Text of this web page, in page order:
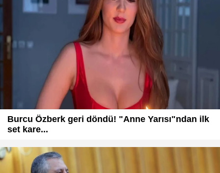
Burcu Özberk geri döndü! "Anne Yarısı"ndan ilk
set kare...